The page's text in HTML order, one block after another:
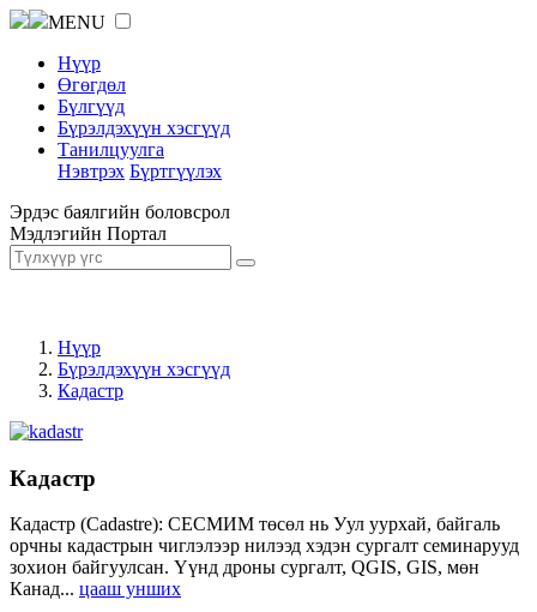
MENU
Нүүр
Өгөгдөл
Бүлгүүд
Бүрэлдэхүүн хэсгүүд
Танилцуулга
Нэвтрэх Бүртгүүлэх
Эрдэс баялгийн боловсрол
Мэдлэгийн Портал
Нүүр
Бүрэлдэхүүн хэсгүүд
Кадастр
Кадастр
Кадастр (Cadastre): СЕСМИМ төсөл нь Уул уурхай, байгаль
орчны кадастрын чиглэлээр нилээд хэдэн сургалт семинарууд
зохион байгуулсан. Үүнд дроны сургалт, QGIS, GIS, мөн
Канад... цааш унших